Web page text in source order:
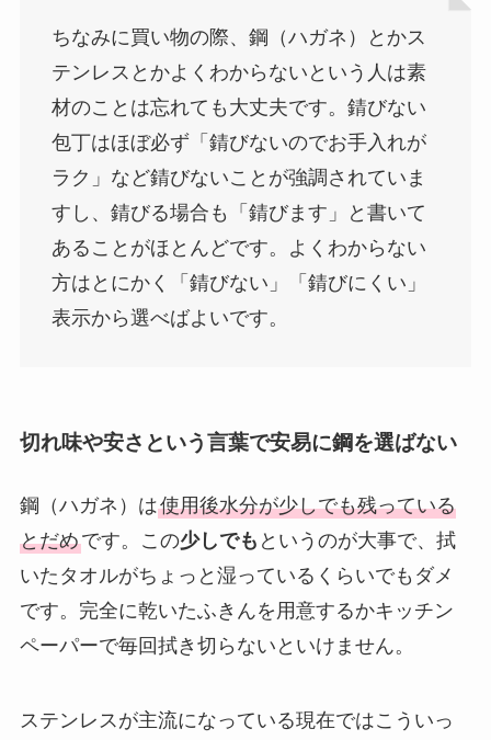
ちなみに買い物の際、鋼（ハガネ）とかス
テンレスとかよくわからないという人は素
材のことは忘れても大丈夫です。錆びない
包丁はほぼ必ず「錆びないのでお手入れが
ラク」など錆びないことが強調されていま
すし、錆びる場合も「錆びます」と書いて
あることがほとんどです。よくわからない
方はとにかく「錆びない」「錆びにくい」
表示から選べばよいです。
切れ味や安さという言葉で安易に鋼を選ばない
鋼（ハガネ）は使用後水分が少しでも残っている
とだめです。この少しでも というのが大事で、拭
いたタオルがちょっと湿っているくらいでもダメ
です。完全に乾いたふきんを用意するかキッチン
ペーパーで毎回拭き切らないといけません。
ステンレスが主流になっている現在ではこういっ